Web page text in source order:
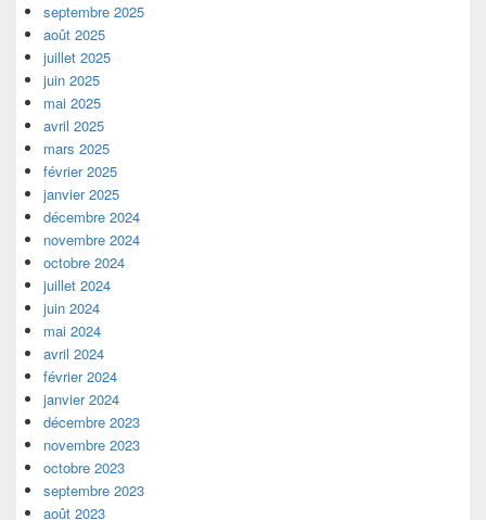
septembre 2025
août 2025
juillet 2025
juin 2025
mai 2025
avril 2025
mars 2025
février 2025
janvier 2025
décembre 2024
novembre 2024
octobre 2024
juillet 2024
juin 2024
mai 2024
avril 2024
février 2024
janvier 2024
décembre 2023
novembre 2023
octobre 2023
septembre 2023
août 2023